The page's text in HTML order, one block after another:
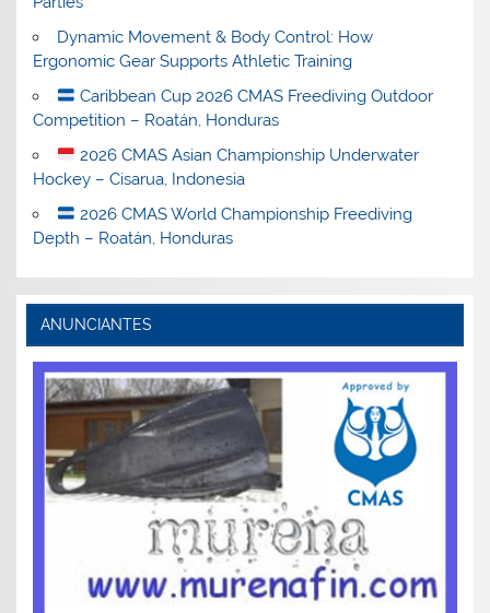
Dynamic Movement & Body Control: How
Ergonomic Gear Supports Athletic Training
Caribbean Cup 2026 CMAS Freediving Outdoor
Competition – Roatán, Honduras
2026 CMAS Asian Championship Underwater
Hockey – Cisarua, Indonesia
2026 CMAS World Championship Freediving
Depth – Roatán, Honduras
ANUNCIANTES